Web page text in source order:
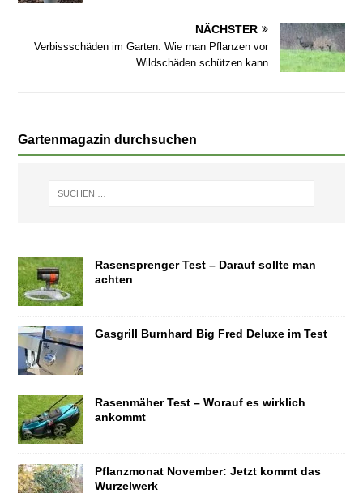
NÄCHSTER
Verbissschäden im Garten: Wie man Pflanzen vor
Wildschäden schützen kann
Gartenmagazin durchsuchen
Rasensprenger Test – Darauf sollte man
achten
Gasgrill Burnhard Big Fred Deluxe im Test
Rasenmäher Test – Worauf es wirklich
ankommt
Pflanzmonat November: Jetzt kommt das
Wurzelwerk